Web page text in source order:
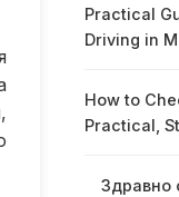
Practical
Driving in
How to
Practical,
Здравно